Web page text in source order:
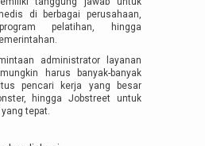
di berbagai perusahaan,
pelatihan, hingga
administrator layanan
harus banyak-banyak
pencari kerja yang besar
hingga Jobstreet untuk
tepat.